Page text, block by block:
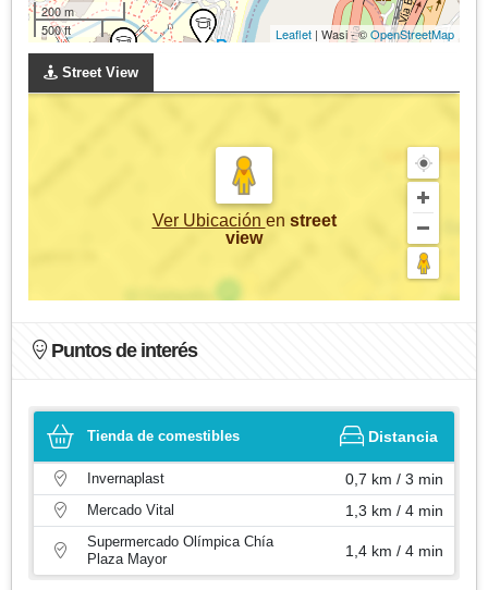
200 m
500 ft
Leaflet | Wasi - ©OpenStreetMap
Street View
Ver Ubicación en street
view
Puntos de interés
Tienda de comestibles Distancia
Invernaplast 0,7 km / 3 min
Mercado Vital 1,3 km / 4 min
Supermercado Olímpica Chía
Plaza Mayor
1,4 km / 4 min